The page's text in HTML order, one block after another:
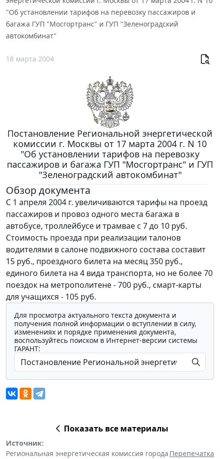
"Об установлении тарифов на перевозку пассажиров и
багажа ГУП "Мосгортранс" и ГУП "Зеленоградский
автокомбинат"
18 марта 2004
Постановление Региональной энергетической
комиссии г. Москвы от 17 марта 2004 г. N 10
"Об установлении тарифов на перевозку
пассажиров и багажа ГУП "Мосгортранс" и ГУП
"Зеленоградский автокомбинат"
Обзор документа
С 1 апреля 2004 г. увеличиваются тарифы на проезд
пассажиров и провоз одного места багажа в
автобусе, троллейбусе и трамвае с 7 до 10 руб.
Стоимость проезда при реализации талонов
водителями в салоне подвижного состава составит
15 руб., проездного билета на месяц 350 руб.,
единого билета на 4 вида транспорта, но не более 70
поездок на метрополитене - 700 руб., смарт-карты
для учащихся - 105 руб.
Для просмотра актуального текста документа и
получения полной информации о вступлении в силу,
изменениях и порядке применения документа,
воспользуйтесь поиском в Интернет-версии системы
ГАРАНТ:
Показать все материалы
Источник:
Региональная энергетическая комиссия города Перепечатка